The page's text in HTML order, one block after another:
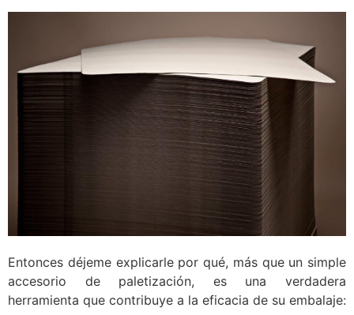
Entonces déjeme explicarle por qué, más que un simple
accesorio de paletización, es una verdadera
herramienta que contribuye a la eficacia de su embalaje: